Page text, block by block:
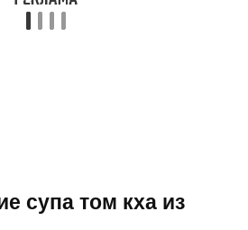
супа том кха из